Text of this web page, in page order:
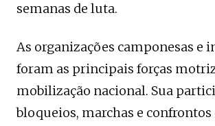
semanas de luta.
As organizações camponesas e
foram as principais forças
mobilização nacional. Sua
bloqueios, marchas e confrontos